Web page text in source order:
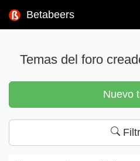
Betabeers
Temas del foro
Nuevo